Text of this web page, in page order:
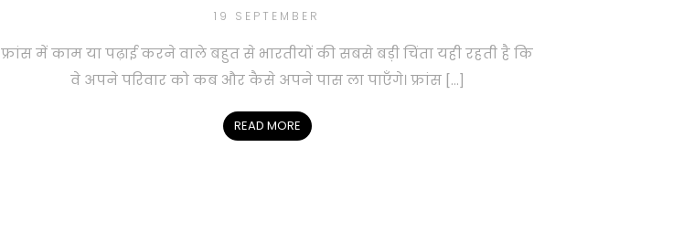
19 SEPTEMBER
फ्रांस में काम या पढ़ाई करने वाले बहुत से भारतीयों की सबसे बड़ी चिंता यही रहती है कि
वे अपने परिवार को कब और कैसे अपने पास ला पाएँगे। फ्रांस […]
READ MORE